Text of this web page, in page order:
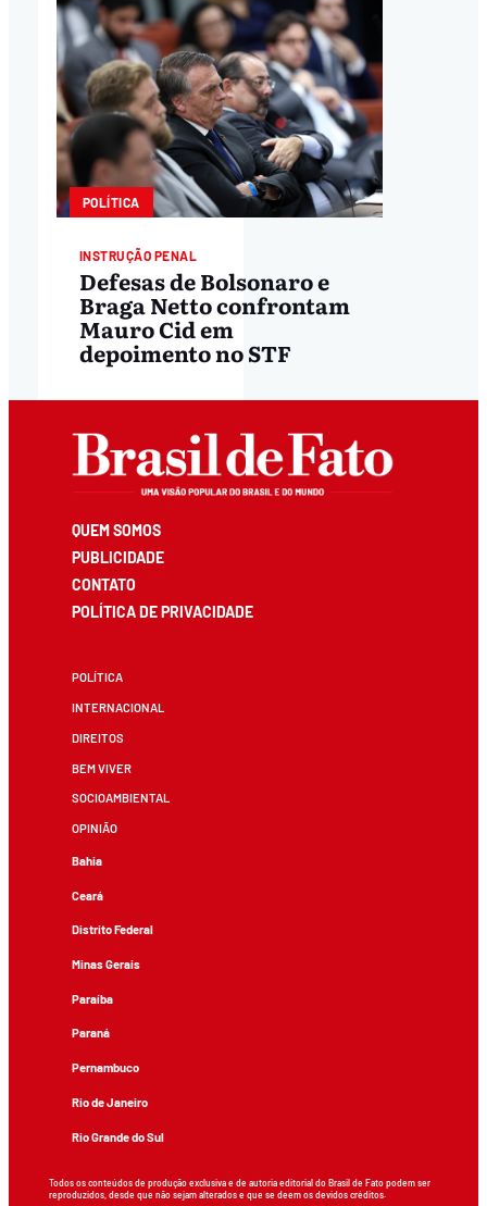
POLÍTICA
INSTRUÇÃO PENAL
Defesas de Bolsonaro e
Braga Netto confrontam
Mauro Cid em
depoimento no STF
QUEM SOMOS
PUBLICIDADE
CONTATO
POLÍTICA DE PRIVACIDADE
POLÍTICA
INTERNACIONAL
DIREITOS
BEM VIVER
SOCIOAMBIENTAL
OPINIÃO
Bahia
Ceará
Distrito Federal
Minas Gerais
Paraíba
Paraná
Pernambuco
Rio de Janeiro
Rio Grande do Sul
Todos os conteúdos de produção exclusiva e de autoria editorial do Brasil de Fato podem ser
reproduzidos, desde que não sejam alterados e que se deem os devidos créditos.